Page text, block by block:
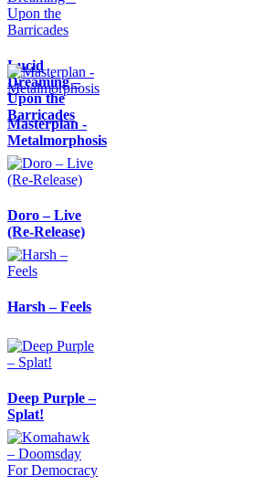
Lucid
Dreaming –
Upon the
Barricades
Masterplan -
Metalmorphosis
Doro – Live
(Re-Release)
Harsh – Feels
Deep Purple –
Splat!